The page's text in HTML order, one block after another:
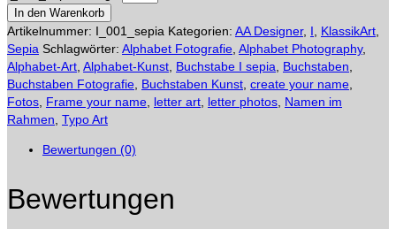
In den Warenkorb
Artikelnummer: I_001_sepia Kategorien: AA Designer, I KlassikArt
Sepia Schlagwörter: Alphabet Fotografie Alphabet Photography,
Alphabet-Art Alphabet-Kunst Buchstabe I sepia Buchstaben
Buchstaben Fotografie Buchstaben Kunst create your name
Fotos Frame your name letter art letter photos Namen im
Rahmen Typo Art
Bewertungen (0)
Bewertungen